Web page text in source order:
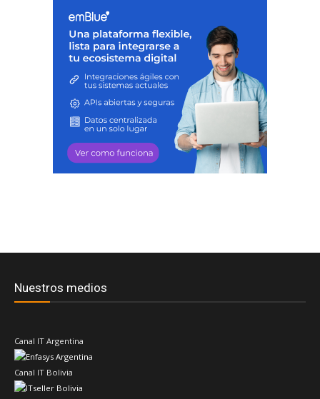
Nuestros medios
Canal IT Argentina
Canal IT Bolivia